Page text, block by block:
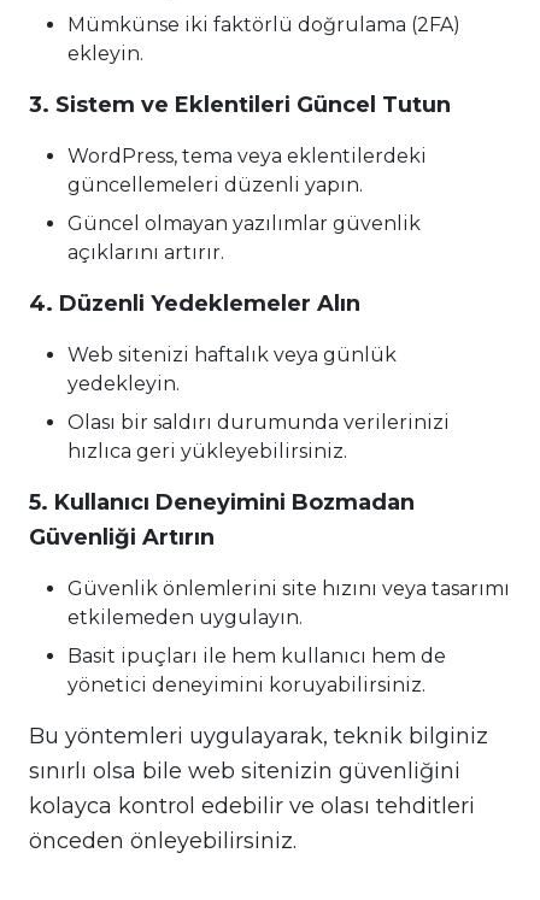
Mümkünse iki faktörlü doğrulama (2FA)
ekleyin.
3. Sistem ve Eklentileri Güncel Tutun
WordPress, tema veya eklentilerdeki
güncellemeleri düzenli yapın.
Güncel olmayan yazılımlar güvenlik
açıklarını artırır.
4. Düzenli Yedeklemeler Alın
Web sitenizi haftalık veya günlük
yedekleyin.
Olası bir saldırı durumunda verilerinizi
hızlıca geri yükleyebilirsiniz.
5. Kullanıcı Deneyimini Bozmadan
Güvenliği Artırın
Güvenlik önlemlerini site hızını veya tasarımı
etkilemeden uygulayın.
Basit ipuçları ile hem kullanıcı hem de
yönetici deneyimini koruyabilirsiniz.
Bu yöntemleri uygulayarak, teknik bilginiz
sınırlı olsa bile web sitenizin güvenliğini
kolayca kontrol edebilir ve olası tehditleri
önceden önleyebilirsiniz.